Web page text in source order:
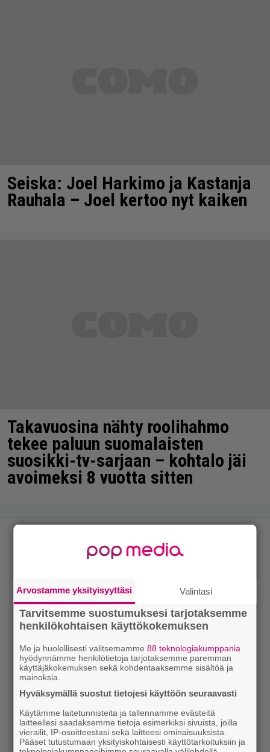
Seiska: Joel Harkimo ja Kastanja
Rauhala – Joel kertoo nyt kaiken
Takavuosina nähty roolihahmo
tekee paluun suomalaisten
suosikki-tv-sarjaan – kohtalo jäi
avoimeksi 8 vuotta sitten
Arvostamme yksityisyyttäsi Valintasi
Tarvitsemme suostumuksesi tarjotaksemme
henkilökohtaisen käyttökokemuksen
Me ja huolellisesti valitsemamme88 teknologiakumppania
hyödynnämme henkilötietoja tarjotaksemme paremman
käyttäjäkokemuksen sekä kohdentaaksemme sisältöä ja
mainoksia.
Hyväksymällä suostut tietojesi käyttöön seuraavasti
Käytämme laitetunnisteita ja tallennamme evästeitä
laitteellesi saadaksemme tietoja esimerkiksi sivuista, joilla
vierailit, IP-osoitteestasi sekä laitteesi ominaisuuksista.
Pääset tutustumaan yksityiskohtaisesti käyttötarkoituksiin ja